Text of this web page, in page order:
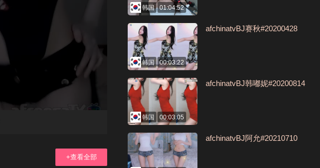
+查看全部
韩国 01:04:52
韩国 00:03:22
afchinatvBJ赛秋#20200428
韩国 00:03:05
afchinatvBJ韩嘟妮#20200814
afchinatvBJ阿允#20210710